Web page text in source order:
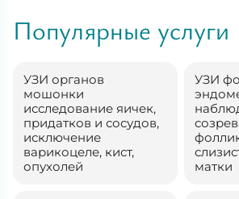
Популярные услуги
УЗИ органов
мошонки
исследование яичек,
придатков и сосудов,
исключение
варикоцеле, кист,
опухолей
УЗИ
матки